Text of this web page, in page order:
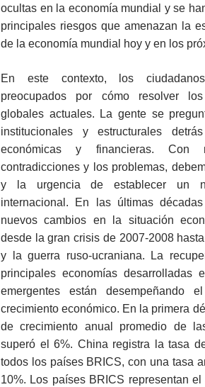
ocultas en la economía mundial y se
principales riesgos que amenazan la
de la economía mundial hoy y en los
En este contexto, los
preocupados por cómo resolver
globales actuales. La gente se
institucionales y estructurales
económicas y financieras.
contradicciones y los problemas,
y la urgencia de establecer un
internacional. En las últimas
nuevos cambios en la situación
desde la gran crisis de 2007-2008
y la guerra ruso-ucraniana. La
principales economías desarrolladas
emergentes están desempeñando
crecimiento económico. En la primera
de crecimiento anual promedio de
superó el 6%. China registra la tasa
todos los países BRICS, con una tasa
10%. Los países BRICS representan